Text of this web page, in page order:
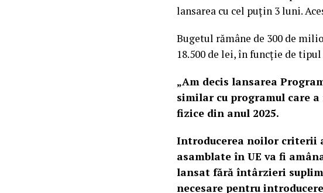
lansarea cu cel puțin 3 luni.
Bugetul rămâne de 300 de
18.500 de lei, în funcție de
„Am decis lansarea
similar cu programul care
fizice din anul 2025.
Introducerea noilor criterii
asamblate în UE va fi
lansat fără întârzieri
necesare pentru